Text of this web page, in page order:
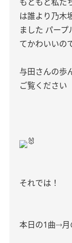
は誰より乃木
ました パー
てかわいいの
与田さんの歩
ご覧ください
🐰
それでは！
本日の1曲⤑月